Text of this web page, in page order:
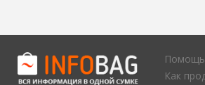
Помощь
Как